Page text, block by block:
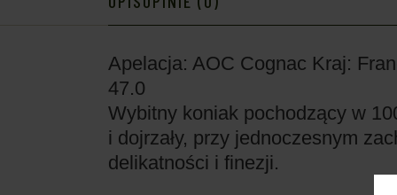
Apelacja: AOC Cognac Kraj:
47.0
Wybitny koniak pochodzący w
i dojrzały, przy jednoczesnym
delikatności i finezji.